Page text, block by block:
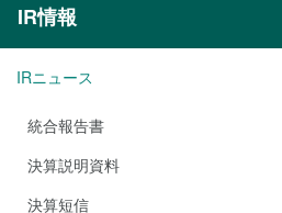
IR情報
IRニュース
統合報告書
決算説明資料
決算短信